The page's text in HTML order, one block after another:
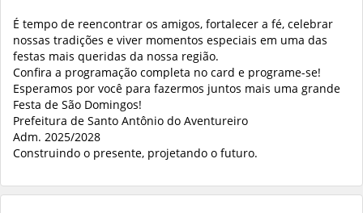
É tempo de reencontrar os amigos, fortalecer a fé, celebrar
nossas tradições e viver momentos especiais em uma das
festas mais queridas da nossa região.
Confira a programação completa no card e programe-se!
Esperamos por você para fazermos juntos mais uma grande
Festa de São Domingos!
Prefeitura de Santo Antônio do Aventureiro
Adm. 2025/2028
Construindo o presente, projetando o futuro.